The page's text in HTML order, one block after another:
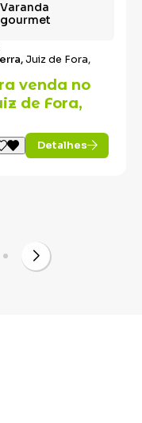
Varanda
gourmet
Juiz de Fora,
venda no
de Fora,
Detalhes